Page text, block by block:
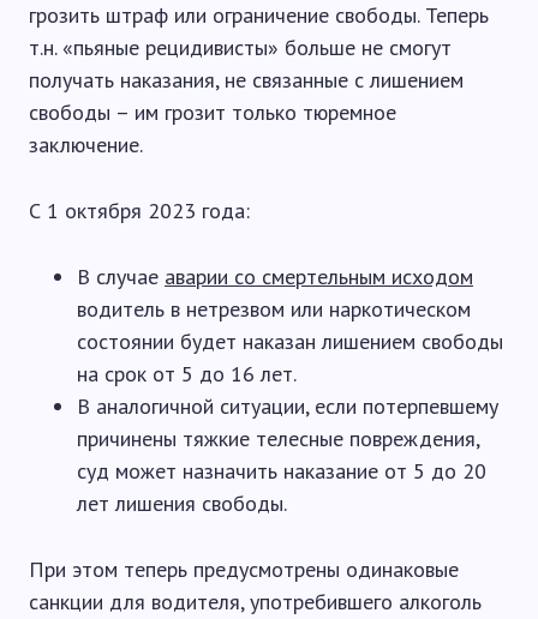
грозить штраф или ограничение свободы. Теперь
т.н. «пьяные рецидивисты» больше не смогут
получать наказания, не связанные с лишением
свободы – им грозит только тюремное
заключение.
С 1 октября 2023 года:
В случае аварии со смертельным исходом
водитель в нетрезвом или наркотическом
состоянии будет наказан лишением свободы
на срок от 5 до 16 лет.
В аналогичной ситуации, если потерпевшему
причинены тяжкие телесные повреждения,
суд может назначить наказание от 5 до 20
лет лишения свободы.
При этом теперь предусмотрены одинаковые
санкции для водителя, употребившего алкоголь